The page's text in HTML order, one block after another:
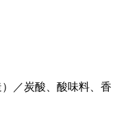
／炭酸、酸味料、香